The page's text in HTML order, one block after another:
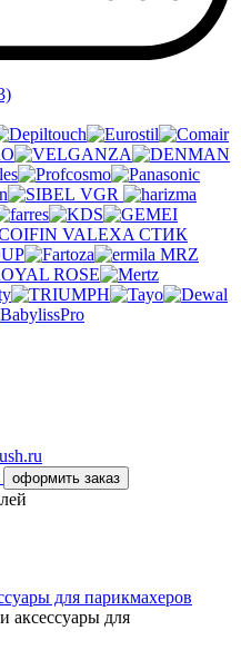
VGR
VALEXA СТИК
MRZ
оформить заказ
для парикмахеров
аксессуары для